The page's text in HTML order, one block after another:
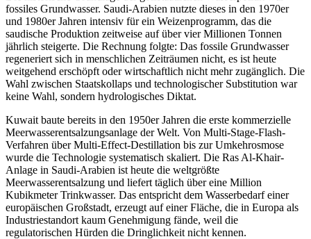
fossiles Grundwasser. Saudi-Arabien nutzte dieses in den 1970er
und 1980er Jahren intensiv für ein Weizenprogramm, das die
saudische Produktion zeitweise auf über vier Millionen Tonnen
jährlich steigerte. Die Rechnung folgte: Das fossile Grundwasser
regeneriert sich in menschlichen Zeiträumen nicht, es ist heute
weitgehend erschöpft oder wirtschaftlich nicht mehr zugänglich. Die
Wahl zwischen Staatskollaps und technologischer Substitution war
keine Wahl, sondern hydrologisches Diktat.
Kuwait baute bereits in den 1950er Jahren die erste kommerzielle
Meerwasserentsalzungsanlage der Welt. Von Multi-Stage-Flash-
Verfahren über Multi-Effect-Destillation bis zur Umkehrosmose
wurde die Technologie systematisch skaliert. Die Ras Al-Khair-
Anlage in Saudi-Arabien ist heute die weltgrößte
Meerwasserentsalzung und liefert täglich über eine Million
Kubikmeter Trinkwasser. Das entspricht dem Wasserbedarf einer
europäischen Großstadt, erzeugt auf einer Fläche, die in Europa als
Industriestandort kaum Genehmigung fände, weil die
regulatorischen Hürden die Dringlichkeit nicht kennen.